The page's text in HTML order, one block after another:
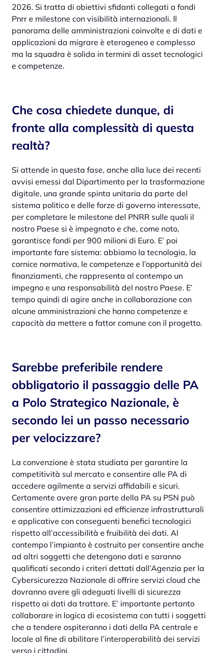
2026. Si tratta di obiettivi sfidanti collegati a fondi
Pnrr e milestone con visibilità internazionali. Il
panorama delle amministrazioni coinvolte e di dati e
applicazioni da migrare è eterogeneo e complesso
ma la squadra è solida in termini di asset tecnologici
e competenze.
Che cosa chiedete dunque, di
fronte alla complessità di questa
realtà?
Si attende in questa fase, anche alla luce dei recenti
avvisi emessi dal Dipartimento per la trasformazione
digitale, una grande spinta unitaria da parte del
sistema politico e delle forze di governo interessate,
per completare le milestone del PNRR sulle quali il
nostro Paese si è impegnato e che, come noto,
garantisce fondi per 900 milioni di Euro. E’ poi
importante fare sistema: abbiamo la tecnologia, la
cornice normativa, le competenze e l’opportunità dei
finanziamenti, che rappresenta al contempo un
impegno e una responsabilità del nostro Paese. E’
tempo quindi di agire anche in collaborazione con
alcune amministrazioni che hanno competenze e
capacità da mettere a fattor comune con il progetto.
Sarebbe preferibile rendere
obbligatorio il passaggio delle PA
a Polo Strategico Nazionale, è
secondo lei un passo necessario
per velocizzare?
La convenzione è stata studiata per garantire la
competitività sul mercato e consentire alle PA di
accedere agilmente a servizi affidabili e sicuri.
Certamente avere gran parte della PA su PSN può
consentire ottimizzazioni ed efficienze infrastrutturali
e applicative con conseguenti benefici tecnologici
rispetto all’accessibilità e fruibilità dei dati. Al
contempo l’impianto è costruito per consentire anche
ad altri soggetti che detengono dati e saranno
qualificati secondo i criteri dettati dall’Agenzia per la
Cybersicurezza Nazionale di offrire servizi cloud che
dovranno avere gli adeguati livelli di sicurezza
rispetto ai dati da trattare. E’ importante pertanto
collaborare in logica di ecosistema con tutti i soggetti
che a tendere ospiteranno i dati della PA centrale e
locale al fine di abilitare l’interoperabilità dei servizi
verso i cittadini.